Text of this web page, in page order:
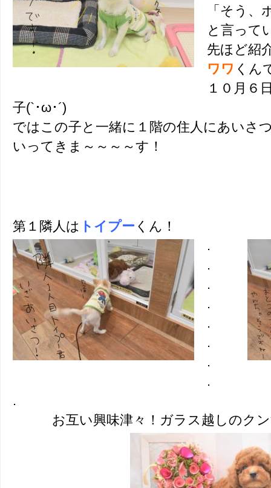
「そう、
と言って
先ほど紹
ワワ くん
１０月６
子(`･ω･´)
ではこの子と一緒に１階の住人にあいさ
いってきま～～～～す！
第１隣人は トイプー くん！
.
.
.
.
.
.
.
.
.
お互い興味津々！ガラス越しのク